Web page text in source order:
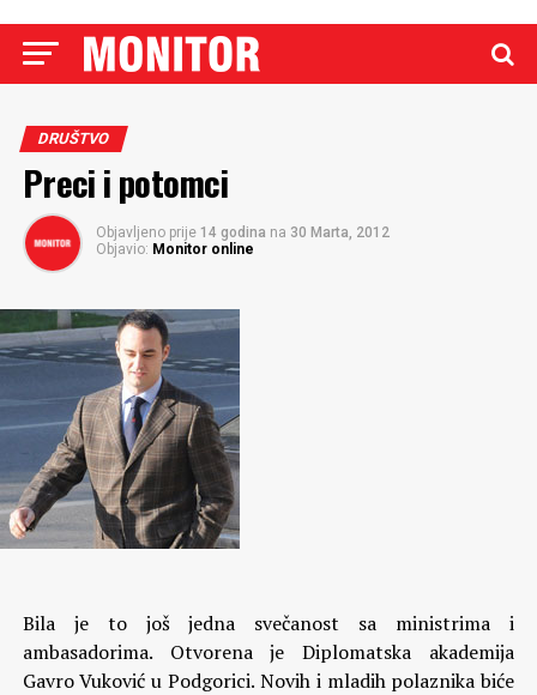
DRUŠTVO
Preci i potomci
Objavljeno prije 14 godina na 30 Marta, 2012
Objavio: Monitor online
Bila je to još jedna svečanost sa ministrima i
ambasadorima. Otvorena je Diplomatska akademija
Gavro Vuković u Podgorici. Novih i mladih polaznika biće